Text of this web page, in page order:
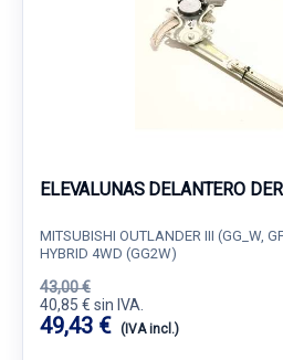
ELEVALUNAS DELANTERO
MITSUBISHI OUTLANDER III (GG_W,
HYBRID 4WD (GG2W)
43,00 €
40,85 € sin IVA.
49,43 € (IVA incl.)